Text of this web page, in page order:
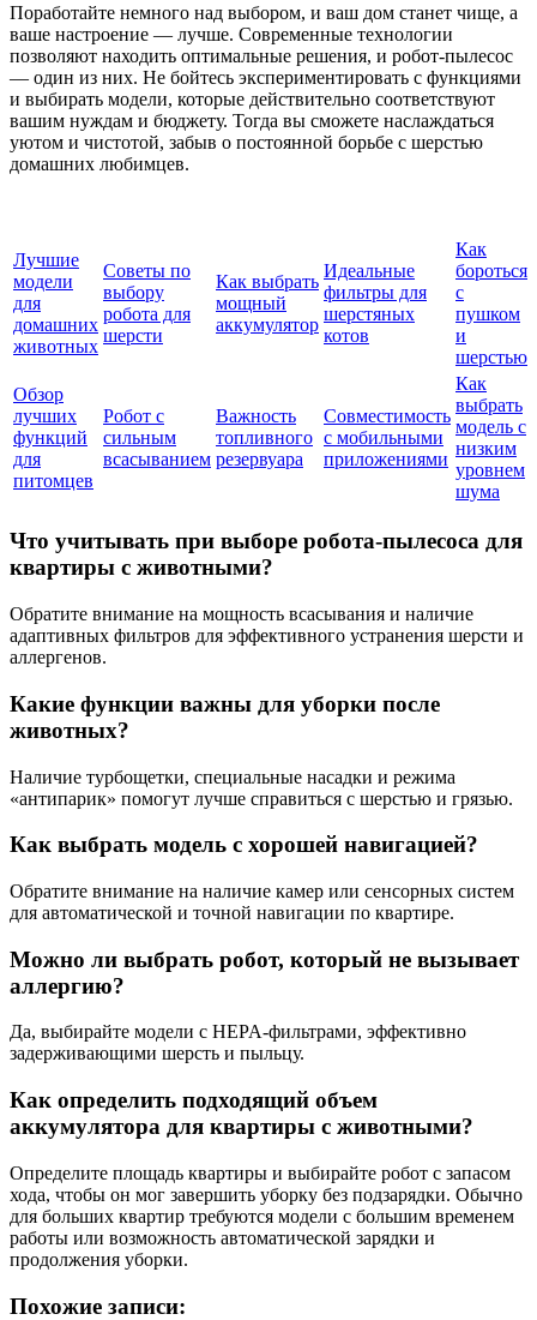
Поработайте немного над выбором, и ваш дом станет чище, а
ваше настроение — лучше. Современные технологии
позволяют находить оптимальные решения, и робот-пылесос
— один из них. Не бойтесь экспериментировать с функциями
и выбирать модели, которые действительно соответствуют
вашим нуждам и бюджету. Тогда вы сможете наслаждаться
уютом и чистотой, забыв о постоянной борьбе с шерстью
домашних любимцев.
Лучшие
модели
для
домашних
животных
Советы по
выбору
робота для
шерсти
Как выбрать
мощный
аккумулятор
Идеальные
фильтры для
шерстяных
котов
Как
бороться
с
пушком
и
шерстью
Обзор
лучших
функций
для
питомцев
Робот с
сильным
всасыванием
Важность
топливного
резервуара
Совместимость
с мобильными
приложениями
Как
выбрать
модель с
низким
уровнем
шума
Что учитывать при выборе робота-пылесоса для
квартиры с животными?
Обратите внимание на мощность всасывания и наличие
адаптивных фильтров для эффективного устранения шерсти и
аллергенов.
Какие функции важны для уборки после
животных?
Наличие турбощетки, специальные насадки и режима
«антипарик» помогут лучше справиться с шерстью и грязью.
Как выбрать модель с хорошей навигацией?
Обратите внимание на наличие камер или сенсорных систем
для автоматической и точной навигации по квартире.
Можно ли выбрать робот, который не вызывает
аллергию?
Да, выбирайте модели с HEPA-фильтрами, эффективно
задерживающими шерсть и пыльцу.
Как определить подходящий объем
аккумулятора для квартиры с животными?
Определите площадь квартиры и выбирайте робот с запасом
хода, чтобы он мог завершить уборку без подзарядки. Обычно
для больших квартир требуются модели с большим временем
работы или возможность автоматической зарядки и
продолжения уборки.
Похожие записи: